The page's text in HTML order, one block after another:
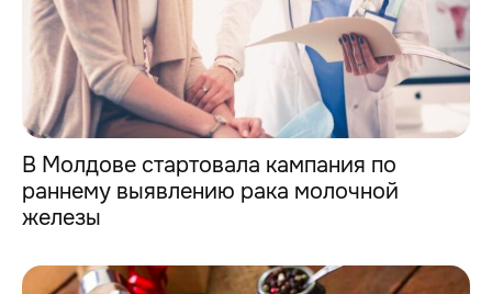
В Молдове стартовала кампания по
раннему выявлению рака молочной
железы